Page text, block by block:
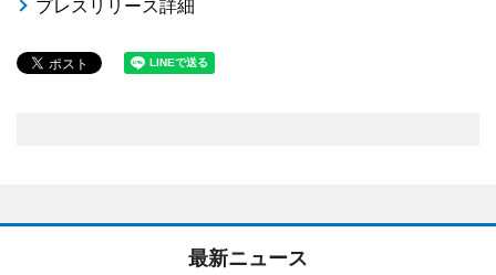
プレスリリース詳細
最新ニュース